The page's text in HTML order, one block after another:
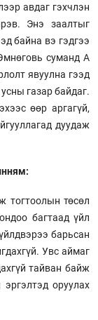
авдаг гэхчлэн
Энэ заалтыг
байна вэ гэдгээ
суманд А
явуулна гээд
газар байдаг.
өөр аргагүй,
дуудаж
тогтоолын төсөл
багтаад үйл
барьсан
Увс аймаг
тайван байж
оруулах